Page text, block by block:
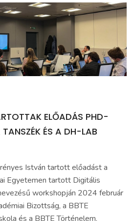
ELŐADÁS PHD-
ÉS A DH-LAB
István tartott előadást a
Egyetemen tartott Digitális
workshopján 2024 február
Bizottság, a BBTE
és a BBTE Történelem.